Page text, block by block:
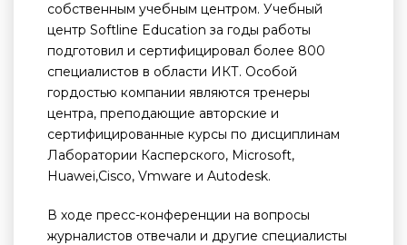
собственным учебным центром. Учебный
центр Softline Education за годы работы
подготовил и сертифицировал более 800
специалистов в области ИКТ. Особой
гордостью компании являются тренеры
центра, преподающие авторские и
сертифицированные курсы по дисциплинам
Лаборатории Касперского, Microsoft,
Huawei,Cisco, Vmware и Autodesk.
В ходе пресс-конференции на вопросы
журналистов отвечали и другие специалисты